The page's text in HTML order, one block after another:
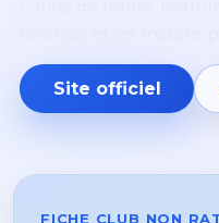
Site officiel
FICHE CLUB NON